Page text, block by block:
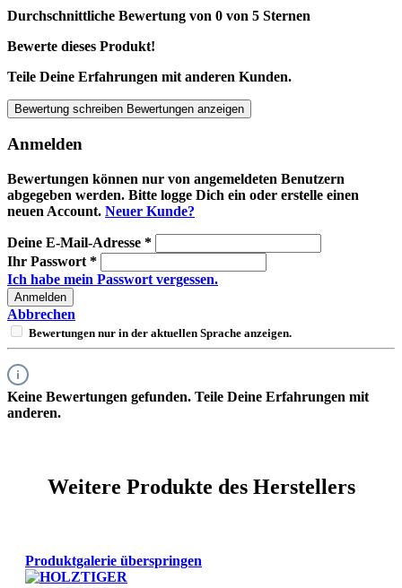
Durchschnittliche Bewertung von 0 von 5 Sternen
Bewerte dieses Produkt!
Teile Deine Erfahrungen mit anderen Kunden.
Bewertung schreiben Bewertungen anzeigen
Anmelden
Bewertungen können nur von angemeldeten Benutzern
abgegeben werden. Bitte logge Dich ein oder erstelle einen
neuen Account. Neuer Kunde?
Deine E-Mail-Adresse *
Ihr Passwort *
Ich habe mein Passwort vergessen.
Anmelden
Abbrechen
Bewertungen nur in der aktuellen Sprache anzeigen.
Keine Bewertungen gefunden. Teile Deine Erfahrungen mit
anderen.
Weitere Produkte des Herstellers
Produktgalerie überspringen